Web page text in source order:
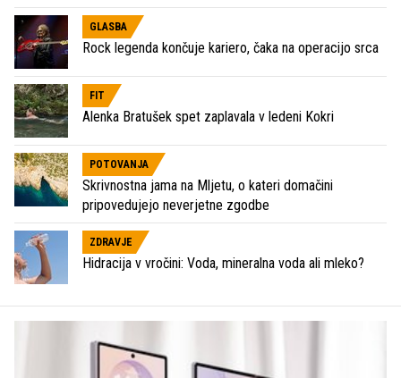
GLASBA
Rock legenda končuje kariero, čaka na operacijo srca
FIT
Alenka Bratušek spet zaplavala v ledeni Kokri
POTOVANJA
Skrivnostna jama na Mljetu, o kateri domačini
pripovedujejo neverjetne zgodbe
ZDRAVJE
Hidracija v vročini: Voda, mineralna voda ali mleko?